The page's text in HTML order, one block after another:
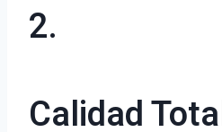
2.
Calidad